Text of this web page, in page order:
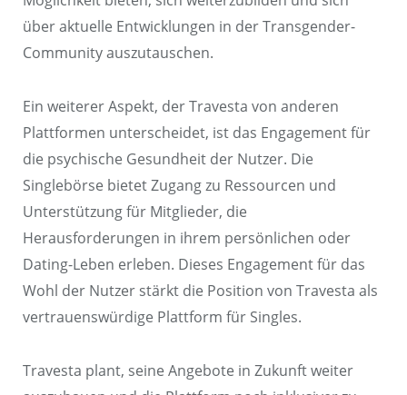
über aktuelle Entwicklungen in der Transgender-
Community auszutauschen.
Ein weiterer Aspekt, der Travesta von anderen
Plattformen unterscheidet, ist das Engagement für
die psychische Gesundheit der Nutzer. Die
Singlebörse bietet Zugang zu Ressourcen und
Unterstützung für Mitglieder, die
Herausforderungen in ihrem persönlichen oder
Dating-Leben erleben. Dieses Engagement für das
Wohl der Nutzer stärkt die Position von Travesta als
vertrauenswürdige Plattform für Singles.
Travesta plant, seine Angebote in Zukunft weiter